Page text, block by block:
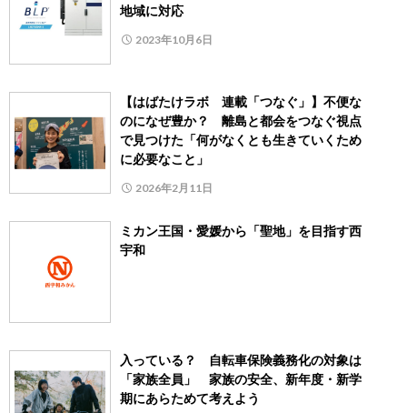
地域に対応
2023年10月6日
【はばたけラボ 連載「つなぐ」】不便な
のになぜ豊か？ 離島と都会をつなぐ視点
で見つけた「何がなくとも生きていくため
に必要なこと」
2026年2月11日
ミカン王国・愛媛から「聖地」を目指す西
宇和
入っている？ 自転車保険義務化の対象は
「家族全員」 家族の安全、新年度・新学
期にあらためて考えよう